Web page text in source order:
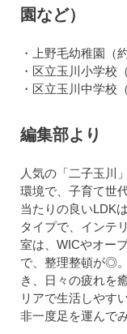
園など）
・上野毛幼稚園（
・区立玉川小学校
・区立玉川中学校
編集部より
人気の「二子玉川
環境で、子育て世
当たりの良いLDK
タイプで、インテ
室は、WICやオー
で、整理整頓が◎
き、日々の疲れを
リアで生活しやす
非一度足を運んで